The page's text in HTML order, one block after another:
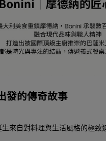
發的傳奇故事
來自對料理與生活風格的極致